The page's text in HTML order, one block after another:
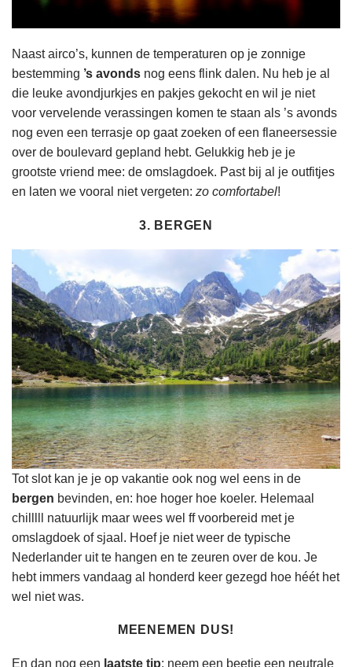
Naast airco’s, kunnen de temperaturen op je zonnige
bestemming ’s avonds nog eens flink dalen. Nu heb je al
die leuke avondjurkjes en pakjes gekocht en wil je niet
voor vervelende verassingen komen te staan als ’s avonds
nog even een terrasje op gaat zoeken of een flaneersessie
over de boulevard gepland hebt. Gelukkig heb je je
grootste vriend mee: de omslagdoek. Past bij al je outfitjes
en laten we vooral niet vergeten: zo comfortabel!
3. BERGEN
Tot slot kan je je op vakantie ook nog wel eens in de
bergen bevinden, en: hoe hoger hoe koeler. Helemaal
chilllll natuurlijk maar wees wel ff voorbereid met je
omslagdoek of sjaal. Hoef je niet weer de typische
Nederlander uit te hangen en te zeuren over de kou. Je
hebt immers vandaag al honderd keer gezegd hoe héét het
wel niet was.
MEENEMEN DUS!
En dan nog een laatste tip: neem een beetje een neutrale